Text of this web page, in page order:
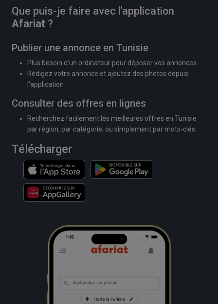
Que puis-je faire avec l'application
Afariat ?
Publier une annonce en Tunisie
Plus besoin d'un ordinateur pour déposer vos annonces
Rédigez votre annonce et ajoutez des photos depuis
l'application
Consulter des offres en lignes
Recherchez facilement les meilleures offres en Tunisie
par région, par catégorie, ou simplement par mots-clés.
Télécharger